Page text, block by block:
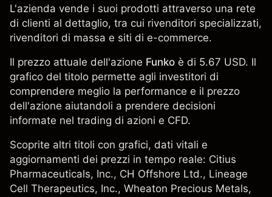
L'azienda vende i suoi prodotti attraverso una rete
di clienti al dettaglio, tra cui rivenditori specializzati,
rivenditori di massa e siti di e-commerce.
Il prezzo attuale dell'azione Funko è di 5.67 USD. Il
grafico del titolo permette agli investitori di
comprendere meglio la performance e il prezzo
dell'azione aiutandoli a prendere decisioni
informate nel trading di azioni e CFD.
Scoprite altri titoli con grafici, dati vitali e
aggiornamenti dei prezzi in tempo reale: Citius
Pharmaceuticals, Inc., CH Offshore Ltd., Lineage
Cell Therapeutics, Inc., Wheaton Precious Metals,